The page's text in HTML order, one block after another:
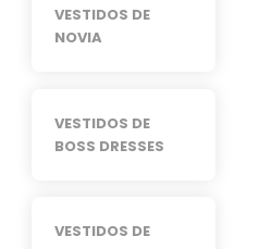
VESTIDOS DE
NOVIA
VESTIDOS DE
BOSS DRESSES
VESTIDOS DE